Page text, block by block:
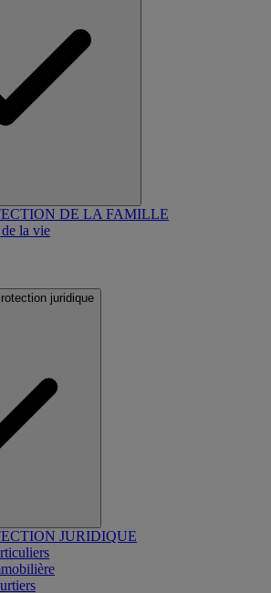
DE LA FAMILLE
la vie
juridique
JURIDIQUE